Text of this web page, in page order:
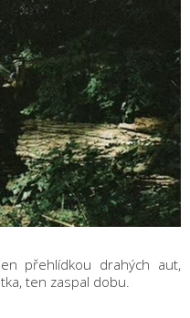
přehlídkou drahých aut,
ten zaspal dobu.